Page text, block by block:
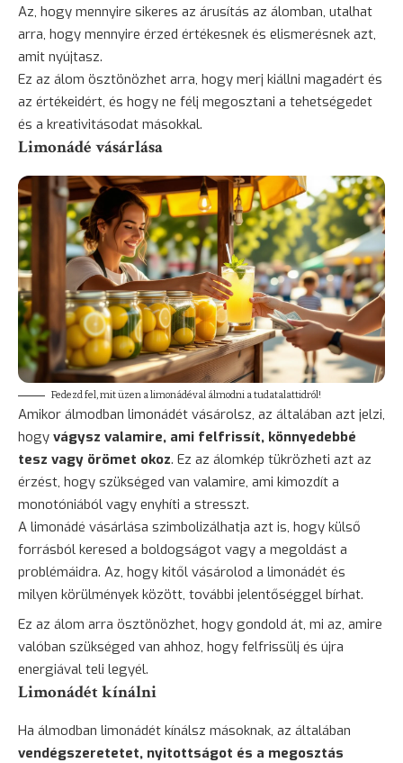
Az, hogy mennyire sikeres az árusítás az álomban, utalhat
arra, hogy mennyire érzed értékesnek és elismerésnek azt,
amit nyújtasz.
Ez az álom ösztönözhet arra, hogy merj kiállni magadért és
az értékeidért, és hogy ne félj megosztani a tehetségedet
és a kreativitásodat másokkal.
Limonádé vásárlása
Fedezd fel, mit üzen a limonádéval álmodni a tudatalattidról!
Amikor álmodban limonádét vásárolsz, az általában azt jelzi,
hogy vágysz valamire, ami felfrissít, könnyedebbé
tesz vagy örömet okoz. Ez az álomkép tükrözheti azt az
érzést, hogy szükséged van valamire, ami kimozdít a
monotóniából vagy enyhíti a stresszt.
A limonádé vásárlása szimbolizálhatja azt is, hogy külső
forrásból keresed a boldogságot vagy a megoldást a
problémáidra. Az, hogy kitől vásárolod a limonádét és
milyen körülmények között, további jelentőséggel bírhat.
Ez az álom arra ösztönözhet, hogy gondold át, mi az, amire
valóban szükséged van ahhoz, hogy felfrissülj és újra
energiával teli legyél.
Limonádét kínálni
Ha álmodban limonádét kínálsz másoknak, az általában
vendégszeretetet, nyitottságot és a megosztás